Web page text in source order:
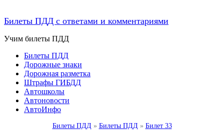
Билеты ПДД с ответами и комментариями
Учим билеты ПДД
Билеты ПДД
Дорожные знаки
Дорожная разметка
Штрафы ГИБДД
Автошколы
Автоновости
АвтоИнфо
Билеты ПДД » Билеты ПДД » Билет 33